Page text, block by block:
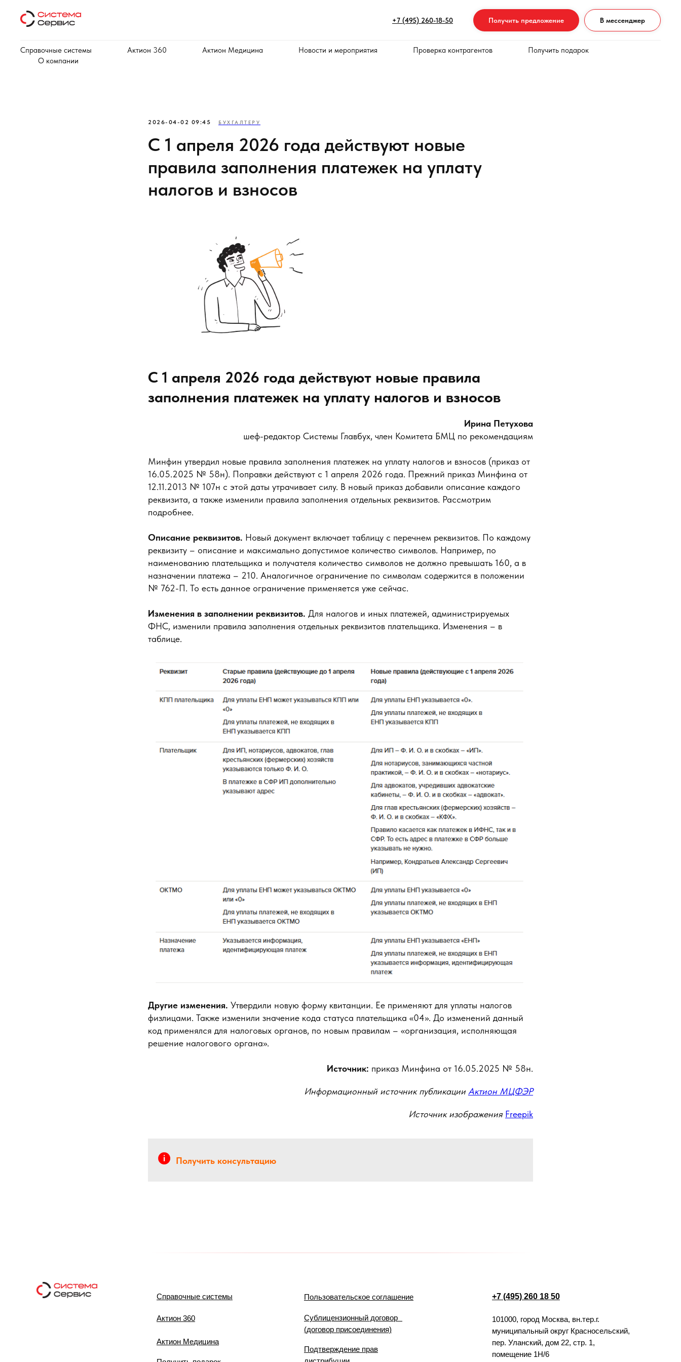
+7 (495) 260-18-50 Получить предложение В мессенджер
Справочные системы Актион 360 Актион Медицина Новости и мероприятия Проверка контрагентов
Получить подарок
О компании
2026-04-02 09:45 БУХГАЛТЕРУ
С 1 апреля 2026 года действуют новые
правила заполнения платежек на уплату
налогов и взносов
С 1 апреля 2026 года действуют новые правила
заполнения платежек на уплату налогов и взносов
Ирина Петухова
шеф-редактор Системы Главбух, член Комитета БМЦ по рекомендациям
Минфин утвердил новые правила заполнения платежек на уплату налогов и взносов (приказ от
16.05.2025 № 58н). Поправки действуют с 1 апреля 2026 года. Прежний приказ Минфина от
12.11.2013 № 107н с этой даты утрачивает силу. В новый приказ добавили описание каждого
реквизита, а также изменили правила заполнения отдельных реквизитов. Рассмотрим
подробнее.
Описание реквизитов. Новый документ включает таблицу с перечнем реквизитов. По каждому
реквизиту – описание и максимально допустимое количество символов. Например, по
наименованию плательщика и получателя количество символов не должно превышать 160, а в
назначении платежа – 210. Аналогичное ограничение по символам содержится в положении
№ 762-П. То есть данное ограничение применяется уже сейчас.
Изменения в заполнении реквизитов. Для налогов и иных платежей, администрируемых
ФНС, изменили правила заполнения отдельных реквизитов плательщика. Изменения – в
таблице.
Другие изменения. Утвердили новую форму квитанции. Ее применяют для уплаты налогов
физлицами. Также изменили значение кода статуса плательщика «04». До изменений данный
код применялся для налоговых органов, по новым правилам – «организация, исполняющая
решение налогового органа».
Источник: приказ Минфина от 16.05.2025 № 58н.
Информационный источник публикации Актион МЦФЭР
Источник изображения Freepik
Получить консультацию
+7 (495) 260 18 50
101000, город Москва, вн.тер.г.
муниципальный округ Красносельский,
пер. Уланский, дом 22, стр. 1,
помещение 1Н/6
Справочные системы
Актион 360
Актион Медицина
Пользовательское соглашение
Сублицензионный договор
(договор присоединения)
Подтверждение прав